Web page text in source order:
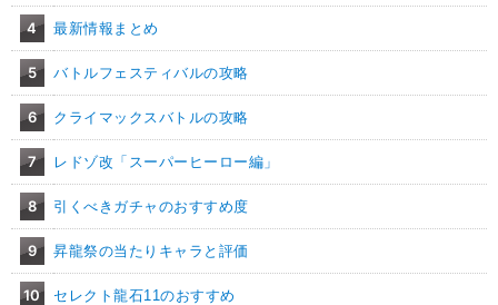
4 最新情報まとめ
5 バトルフェスティバルの攻略
6 クライマックスバトルの攻略
7 レドゾ改「スーパーヒーロー編」
8 引くべきガチャのおすすめ度
9 昇龍祭の当たりキャラと評価
10 セレクト龍石11のおすすめ